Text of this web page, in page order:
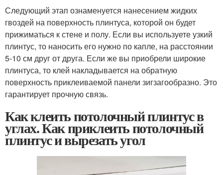
Следующий этап ознаменуется нанесением жидких
гвоздей на поверхность плинтуса, которой он будет
прижиматься к стене и полу. Если вы используете узкий
плинтус, то наносить его нужно по капле, на расстоянии
5-10 см друг от друга. Если же вы приобрели широкие
плинтуса, то клей накладывается на обратную
поверхность приклеиваемой панели зигзагообразно. Это
гарантирует прочную связь.
Как клеить потолочный плинтус в
углах. Как приклеить потолочный
плинтус и вырезать угол